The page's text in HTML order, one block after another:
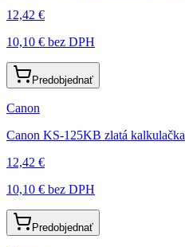
12,42 €
10,10 € bez DPH
Predobjednať
Canon
Canon KS-125KB zlatá kalkulačka
12,42 €
10,10 € bez DPH
Predobjednať